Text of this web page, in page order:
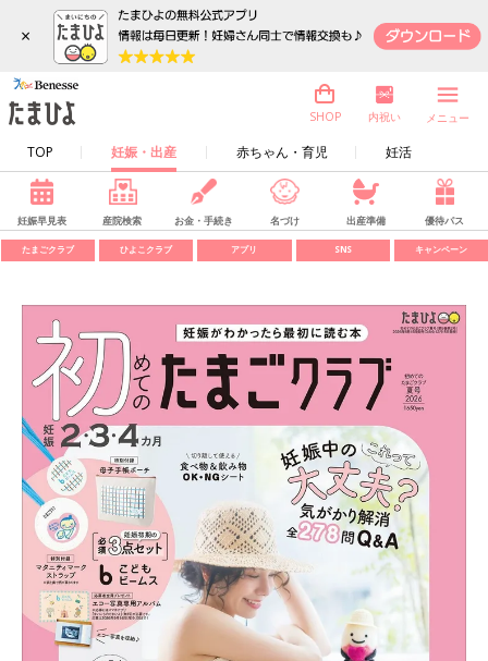
×
TOP 妊娠・出産 赤ちゃん・育児 妊活
SHOP 内祝い メニュー
妊娠早見表 産院検索 お金・手続き 名づけ 出産準備 優待パス
たまごクラブ ひよこクラブ アプリ SNS キャンペーン